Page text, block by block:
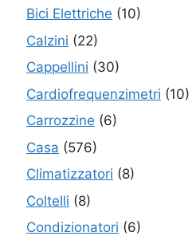
Bici Elettriche (10)
Calzini (22)
Cappellini (30)
Cardiofrequenzimetri (10)
Carrozzine (6)
Casa (576)
Climatizzatori (8)
Coltelli (8)
Condizionatori (6)